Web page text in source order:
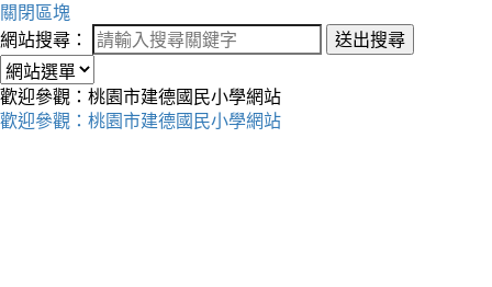
關閉區塊
網站搜尋：
送出搜尋
歡迎參觀：桃園市建德國民小學網站
歡迎參觀：桃園市建德國民小學網站